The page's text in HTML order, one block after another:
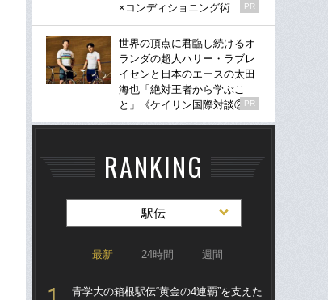
×コンディショニング術
PR
世界の頂点に君臨し続けるオ
ランダの超人ハリー・ラブレ
イセンと日本のエースの太田
海也「絶対王者から学ぶこ
と」《ケイリン国際対談②》
PR
RANKING
駅伝
最新 24時間 週間
青学大の箱根駅伝“黄金の4連覇”を支えた